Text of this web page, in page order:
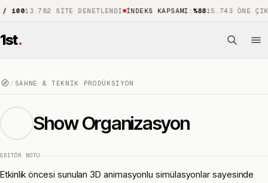
SITE DENETLENDI İNDEKS KAPSAMI:%8815.743 ÖNE ÇIKAN
1st.
/ SAHNE & TEKNIK PRODÜKSIYON
Show Organizasyon
EDITÖR NOTU
Etkinlik öncesi sunulan 3D animasyonlu simülasyonlar sayesinde